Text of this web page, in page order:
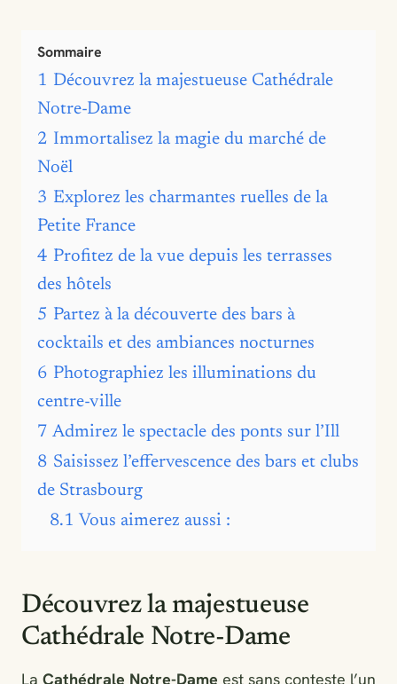
Sommaire
1 Découvrez la majestueuse Cathédrale
Notre-Dame
2 Immortalisez la magie du marché de
Noël
3 Explorez les charmantes ruelles de la
Petite France
4 Profitez de la vue depuis les terrasses
des hôtels
5 Partez à la découverte des bars à
cocktails et des ambiances nocturnes
6 Photographiez les illuminations du
centre-ville
7 Admirez le spectacle des ponts sur l’Ill
8 Saisissez l’effervescence des bars et clubs
de Strasbourg
8.1 Vous aimerez aussi :
Découvrez la majestueuse
Cathédrale Notre-Dame
La Cathédrale Notre-Dame est sans conteste l’un